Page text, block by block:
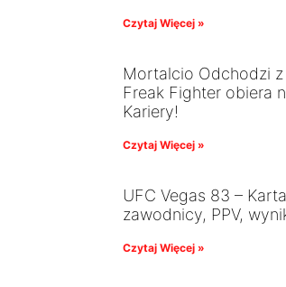
Czytaj Więcej »
Mortalcio Odchodzi z
Freak Fighter obiera
Kariery!
Czytaj Więcej »
UFC Vegas 83 –
zawodnicy, PPV,
Czytaj Więcej »